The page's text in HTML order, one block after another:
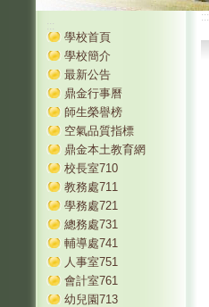
:::
學校首頁
學校簡介
最新公告
鼎金行事曆
師生榮譽榜
空氣品質指標
鼎金本土教育網
校長室710
教務處711
學務處721
總務處731
輔導處741
人事室751
會計室761
幼兒園713
:::